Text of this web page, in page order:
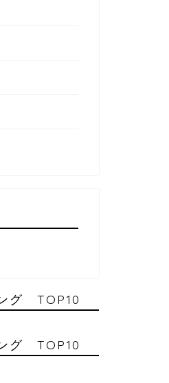
グ TOP10
グ TOP10